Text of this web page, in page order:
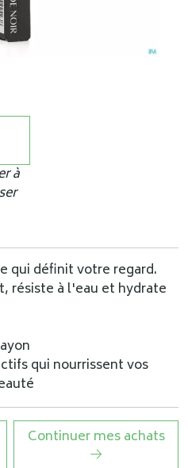
à
qui définit votre regard.
résiste à l'eau et hydrate
qui nourrissent vos
Continuer mes achats